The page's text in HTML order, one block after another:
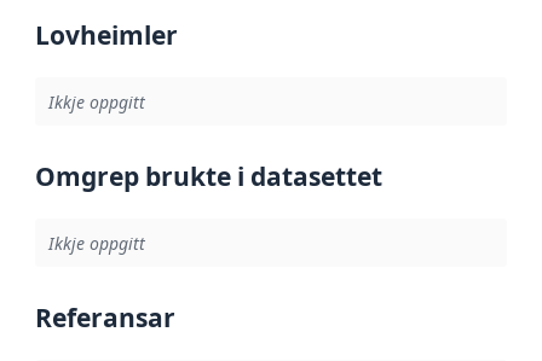
Lovheimler
Ikkje oppgitt
Omgrep brukte i datasettet
Ikkje oppgitt
Referansar